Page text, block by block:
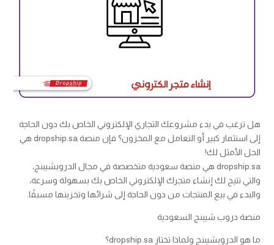
هل ترغب في بدء مشروعك التجاري الإلكتروني الخاص بك دون الحاجة
إلى استثمار كبير أو التعامل مع المخزون؟ فإن منصة dropship.sa هي
الحل الأمثل لك!
dropship.sa هي منصة سعودية متخصصة في مجال الدروبشيبنج،
والتي تتيح لك إنشاء متجرك الإلكتروني الخاص بك بسهولة وسرعة،
والبدء في بيع المنتجات من دون الحاجة إلى شرائها وتخزينها مسبقًا.
منصة دروب شيبنج السعودية
ما هو الدروبشيبنج ولماذا تختار dropship.sa؟